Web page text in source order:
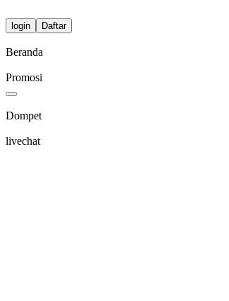
login Daftar
Beranda
Promosi
Dompet
livechat